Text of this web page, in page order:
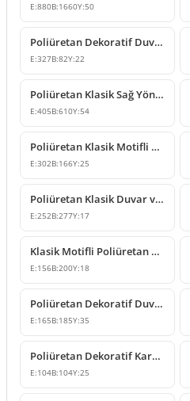
E:880B:1660Y:50
Poliüretan Dekoratif Duvar ve Mobilya Süsleme Modeli
E:327B:82Y:22
Poliüretan Klasik Sağ Yönlü Duvar Süsleme Motifi
E:405B:610Y:54
Poliüretan Klasik Motifli Duvar ve Mobilya Süsleme Modeli
E:302B:166Y:25
Poliüretan Klasik Duvar ve Mobilya Süsleme Modeli
E:252B:277Y:17
Klasik Motifli Poliüretan Dekoratif Duvar Süsleme Modeli
E:156B:200Y:18
Poliüretan Dekoratif Duvar ve Mobilya Süsleme Modeli
E:165B:185Y:35
Poliüretan Dekoratif Kare Süsleme Motifi
E:104B:104Y:25